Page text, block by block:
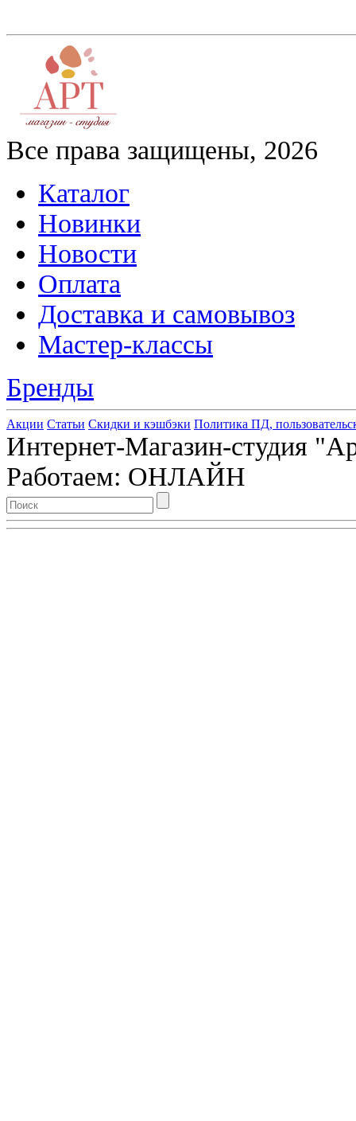
Все права защищены, 2026
Каталог
Новинки
Новости
Оплата
Доставка и самовывоз
Мастер-классы
Бренды
Акции Статьи Скидки и кэшбэки Политика ПД,
Интернет-Магазин-студия
Работаем: ОНЛАЙН